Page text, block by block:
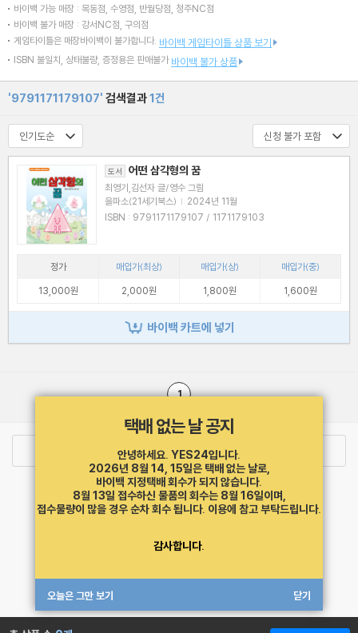
바이백 가능 매장 : 목동점, 수영점, 반월당점, 청주NC점
바이백 불가 매장 : 강서NC점, 구의점
게임타이틀은 매장바이백이 불가합니다. 바이백 게임타이틀 상품 보기
ISBN 불일치, 상태불량, 증정용은 판매불가 바이백 불가 상품
'9791171179107' 검색결과1건
도서 어떤 삼각형의 꿈
최영기,김선자 글/영수 그림
을파소(21세기북스) | 2024년 11월
ISBN : 9791171179107 / 1171179103
정가 매입가(최상) 매입가(상)
매입가(중)
13,000원
2,000원 1,800원 1,600원
바이백 카트에 넣기
1
택배 없는 날 공지
안녕하세요. YES24입니다.
2026년 8월 14, 15일은 택배 없는 날로,
바이백 지정택배 회수가 되지 않습니다.
8월 13일 접수하신 물품의 회수는 8월 16일이며,
접수물량이 많을 경우 순차 회수 됩니다. 이용에 참고 부탁드립니다.
감사합니다.
오늘은 그만 보기 닫기
최근 본 상품
고객센터 1544-3800 티켓 1544-6399
중고샵 1566-4295
eBook 1:1문의/채팅상담
개인정보처리방침
도서홍보
광고
MATOM11